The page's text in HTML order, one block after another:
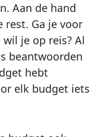
Aan de hand
rest. Ga je voor
je op reis? Al
beantwoorden
hebt
elk budget iets